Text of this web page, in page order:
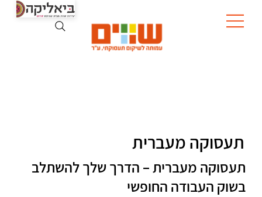
תעסוקה מעברית
תעסוקה מעברית – הדרך שלך להשתלב
בשוק העבודה החופשי